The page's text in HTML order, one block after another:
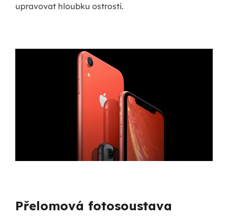
upravovat hloubku ostrosti.
Přelomová fotosoustava